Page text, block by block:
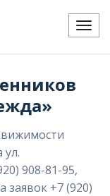
Меню
908-81-95,
заявок +7 (920)